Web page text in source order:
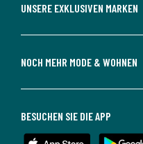
UNSERE EXKLUSIVEN MARKEN
NOCH MEHR MODE & WOHNEN
BESUCHEN SIE DIE APP